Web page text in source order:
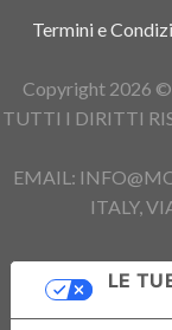
Termini e
Copyright 2026 ©
TUTTI I DIRITTI
EMAIL:
ITALY,
LE